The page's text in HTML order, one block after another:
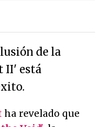
de la
II' está
ha revelado que